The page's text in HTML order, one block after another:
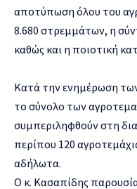
αποτύπωση όλου του
8.680 στρεμμάτων, η
καθώς και η ποιοτική
Κατά την ενημέρωση
το σύνολο των
συμπεριληφθούν στη
περίπου 120
αδήλωτα.
Ο κ. Κασαπίδης